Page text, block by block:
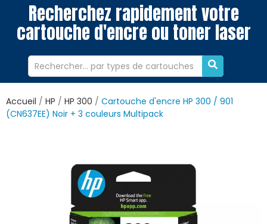
Recherchez rapidement votre
cartouche d'encre ou toner laser
Accueil HP HP 300
Cartouche d'encre HP 300 / 901
(CN637EE) Noir + 3 couleurs Multipack